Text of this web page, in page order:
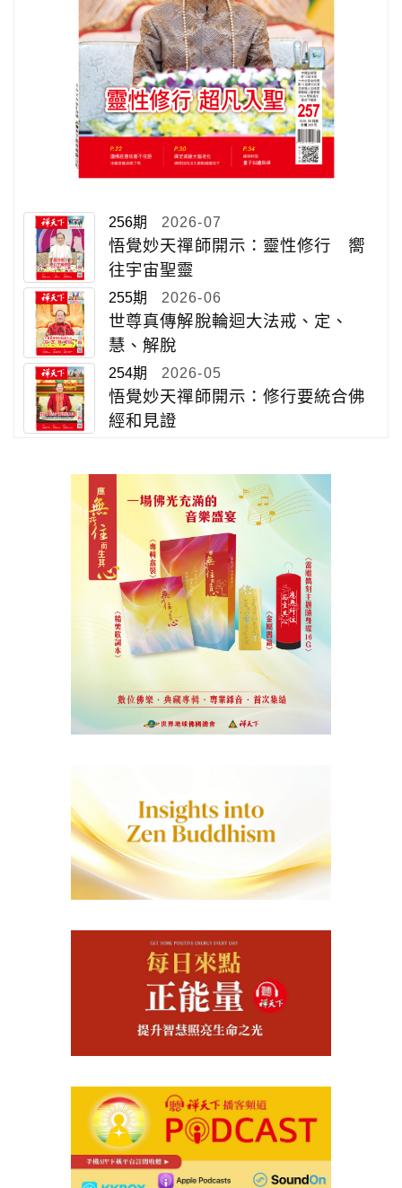
256期 2026-07
悟覺妙天禪師開示：靈性修行 嚮
往宇宙聖靈
255期 2026-06
世尊真傳解脫輪迴大法戒、定、
慧、解脫
254期 2026-05
悟覺妙天禪師開示：修行要統合佛
經和見證